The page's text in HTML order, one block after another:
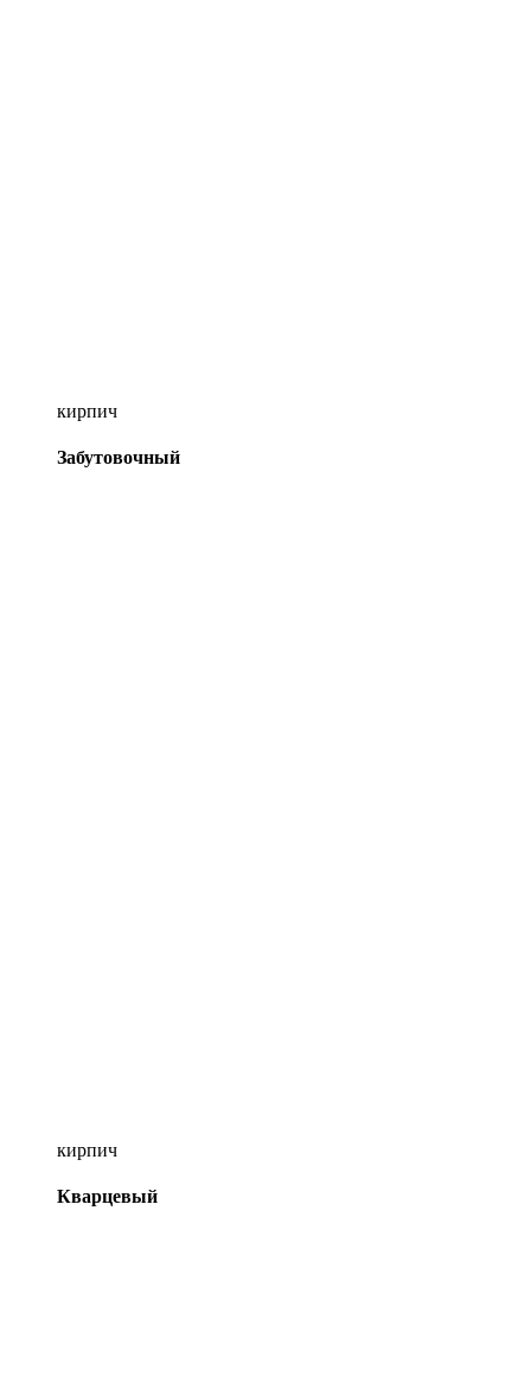
кирпич
Забутовочный
кирпич
Кварцевый